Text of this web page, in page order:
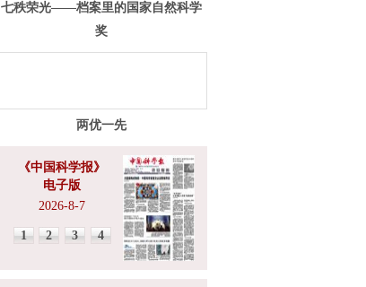
七秩荣光——档案里的国家自然科学
奖
两优一先
《中国科学报》
电子版
2026-8-7
1 2 3 4